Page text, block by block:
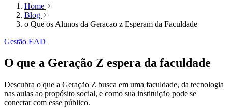
Home
Blog
o Que os Alunos da Geracao z Esperam da Faculdade
Gestão EAD
O que a Geração Z espera da faculdade
Descubra o que a Geração Z busca em uma faculdade, da tecnologia
nas aulas ao propósito social, e como sua instituição pode se
conectar com esse público.